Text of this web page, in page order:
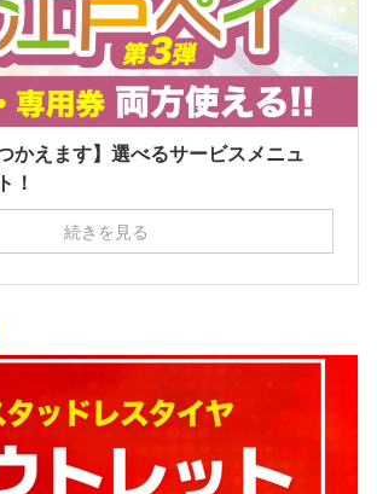
かえます】選べるサービスメニュ
！
続きを見る